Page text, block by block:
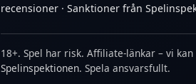
recensioner · Sanktioner från
18+. Spel har risk. Affiliate-länkar – vi
Spelinspektionen. Spela ansvarsfullt.